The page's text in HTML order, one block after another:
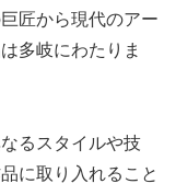
匠から現代のアー
多岐にわたりま
るスタイルや技
に取り入れること